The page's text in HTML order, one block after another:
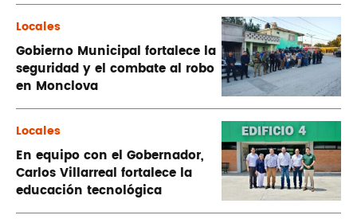
Locales
Gobierno Municipal fortalece la
seguridad y el combate al robo
en Monclova
Locales
En equipo con el Gobernador,
Carlos Villarreal fortalece la
educación tecnológica